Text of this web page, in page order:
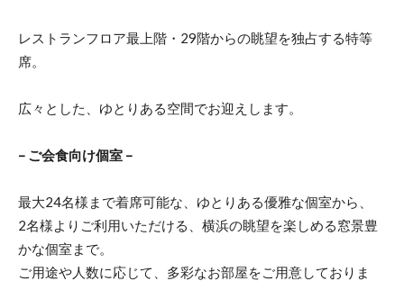
レストランフロア最上階・29階からの眺望を独占する特等
席。
広々とした、ゆとりある空間でお迎えします。
– ご会食向け個室 –
最大24名様まで着席可能な、ゆとりある優雅な個室から、
2名様よりご利用いただける、横浜の眺望を楽しめる窓景豊
かな個室まで。
ご用途や人数に応じて、多彩なお部屋をご用意しておりま